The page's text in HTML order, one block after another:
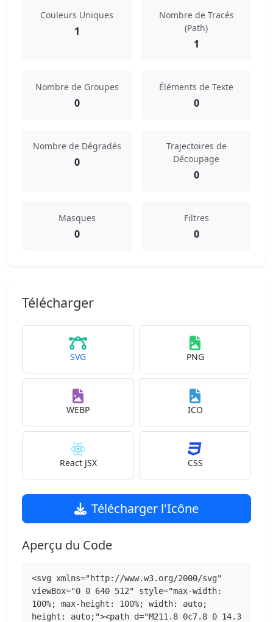
Couleurs Uniques
1
Nombre de Tracés
(Path)
1
Nombre de Groupes
0
Éléments de Texte
0
Nombre de Dégradés
0
Trajectoires de
Découpage
0
Masques
0
Filtres
0
Télécharger
SVG PNG
WEBP ICO
React JSX CSS
Télécharger l'Icône
Aperçu du Code
<svg xmlns="http://www.w3.org/2000/svg"
viewBox="0 0 640 512" style="max-width:
100%; max-height: 100%; width: auto;
height: auto;"><path d="M211.8 0c7.8 0 14.3